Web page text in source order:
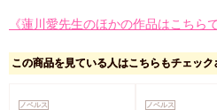
《蓮川愛先生のほかの作品はこちら
この商品を見ている人はこちらもチェック
ノベルス ノベルス